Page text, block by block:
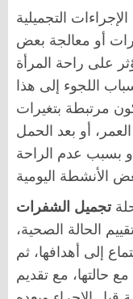
التجميلية
أو معالجة بعض
على راحة المرأة
اللجوء إلى هذا
مرتبطة بتغيرات
أو بعد الحمل
أو بسبب عدم الراحة
تجميل الشفرات
الحالة الصحية،
إلى أهدافها، ثم
حالتها، مع تقديم